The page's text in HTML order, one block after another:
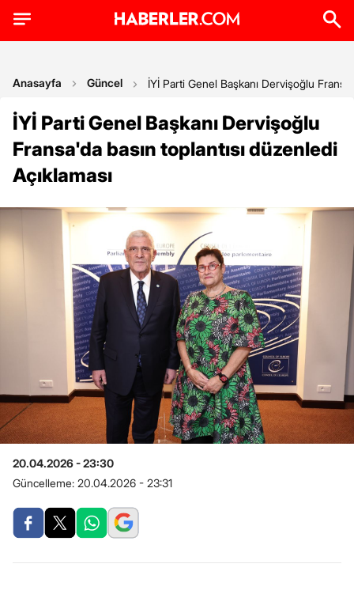
Anasayfa Güncel İYİ Parti Genel Başkanı Dervişoğlu
İYİ Parti Genel Başkanı Dervişoğlu
Fransa'da basın toplantısı düzenledi
Açıklaması
20.04.2026 - 23:30
Güncelleme: 20.04.2026 - 23:31